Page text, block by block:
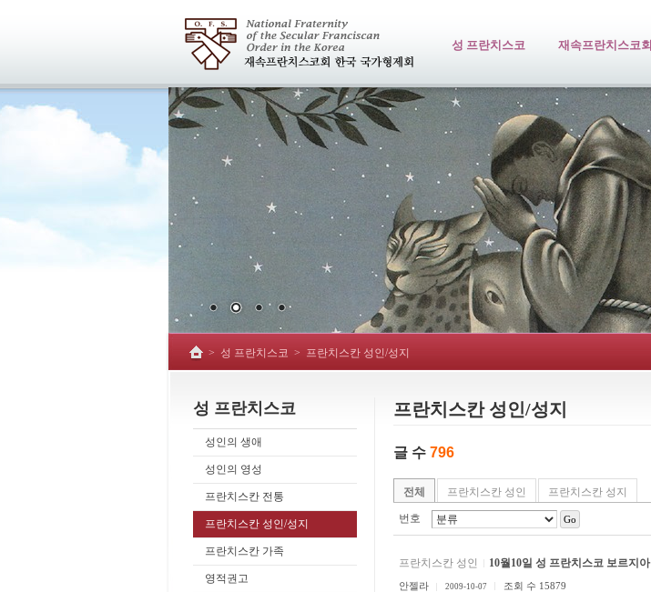
성 프란치스코 재속프란치스코회
> 성 프란치스코 > 프란치스칸 성인/성지
프란치스칸 성인/성지
글 수 796
전체 프란치스칸 성인 프란치스칸 성지
번호 Go
프란치스칸 성인 10월10일 성 프란치스코 보르지아
안젤라 2009-10-07 조회 수 15879
성 프란치스코
성인의 생애
성인의 영성
프란치스칸 전통
프란치스칸 성인/성지
프란치스칸 가족
영적권고